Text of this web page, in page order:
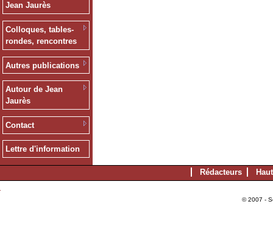
Jean Jaurès
Colloques, tables-
rondes, rencontres
Autres publications
Autour de Jean
Jaurès
Contact
Lettre d'information
Rédacteurs
© 2007 -